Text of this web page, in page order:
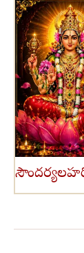
సౌందర్యలహరి